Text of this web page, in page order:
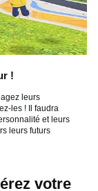
!
leurs
les ! Il faudra
et leurs
leurs futurs
votre